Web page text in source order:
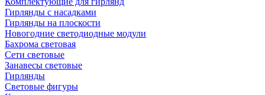
Гирлянды с насадками
Гирлянды на плоскости
Новогодние светодиодные модули
Бахрома световая
Сети световые
Занавесы световые
Гирлянды
Световые фигуры